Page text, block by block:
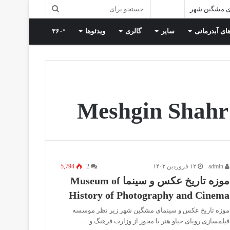
مشگین شهر
آبدرمانی سایر گالری ویدئوها ۳۶۰°
Meshgin
۱۲ فروردین ۱۴۰۲ 5,794
موزه تاریخ عکس و سینما Museum of
History of Photography and Cinema
موزه تاریخ عکس و سینمای مشگین شهر زیر نظر موسسه
فیلمسازی رویای خیاو هنر با مجوز از وزارت فرهنگ و…